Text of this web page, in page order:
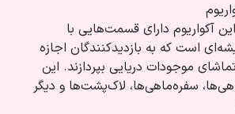
آکواریوم دارای قسمت‌هایی با
است که به بازدیدکنندگان اجازه
موجودات دریایی بپردازند. این
سفره‌ماهی‌ها، لاک‌پشت‌ها و دیگر